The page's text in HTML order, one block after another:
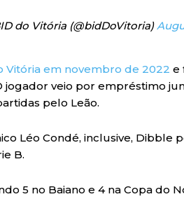
do Vitória (@bidDoVitoria)
Vitória em novembro de 2022 e
jogador veio por empréstimo
pelo Leão.
Léo Condé, inclusive, Dibble
B.
5 no Baiano e 4 na Copa do